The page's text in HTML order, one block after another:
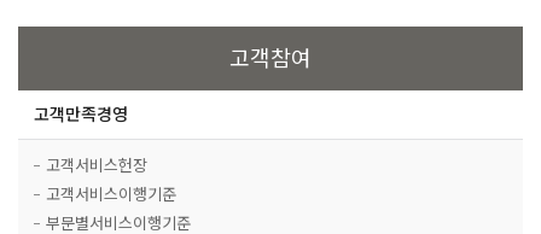
고객참여
고객만족경영
고객서비스헌장
고객서비스이행기준
부문별서비스이행기준